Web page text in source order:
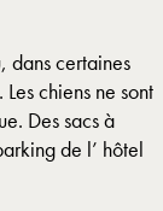
dans certaines
chiens ne sont
Des sacs à
de l’ hôtel